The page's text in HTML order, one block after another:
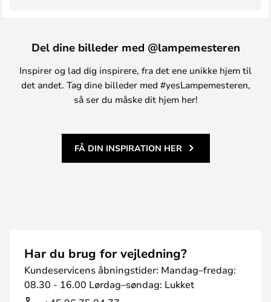
Del dine billeder med @lampemesteren
Inspirer og lad dig inspirere, fra det ene unikke hjem til
det andet. Tag dine billeder med #yesLampemesteren,
så ser du måske dit hjem her!
FÅ DIN INSPIRATION HER
Har du brug for vejledning?
Kundeservicens åbningstider: Mandag–fredag:
08.30 - 16.00 Lørdag–søndag: Lukket